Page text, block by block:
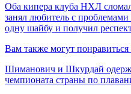
Оба кипера клуба НХЛ
занял любитель с
одну шайбу и получил
Вам также могут понравиться
Шиманович и Шкурдай
чемпионата страны по